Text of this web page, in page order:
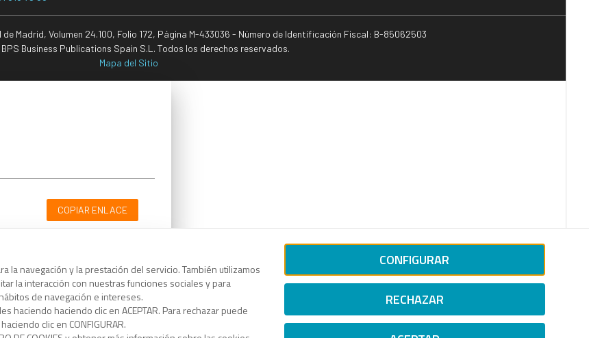
la navegación y la prestación del servicio. También utilizamos
la interacción con nuestras funciones sociales y para
de navegación e intereses.
haciendo clic en ACEPTAR. Para rechazar puede
clic en CONFIGURAR.
CONFIGURAR
RECHAZAR
Madrid, Volumen 24.100, Folio 172, Página M-433036 - Número de Identificación Fiscal: B-85062503
Business Publications Spain S.L. Todos los derechos reservados.
Mapa del Sitio
COPIAR ENLACE